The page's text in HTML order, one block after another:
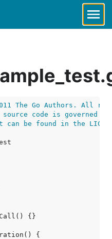
The Go Authors. All
code is governed by
be found in the